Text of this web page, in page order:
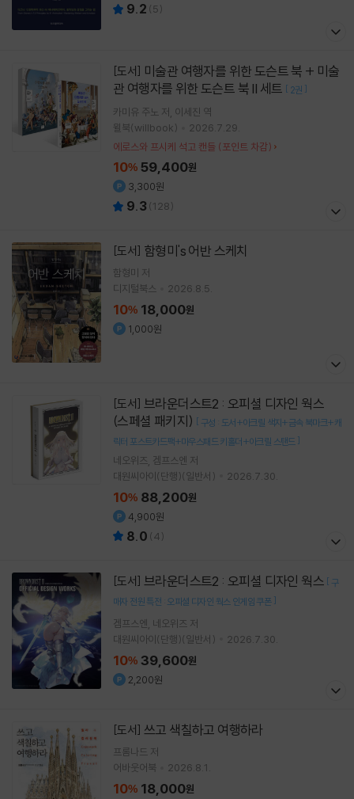
9.2 (5)
[도서]
관 여행자를 위한 도슨트 북 II 세트 [ 2권 ]
카미유 주노 저 이세진 역
윌북(willbook)
2026.7.29.
에로스와 프시케 석고 캔들 (포인트 차감)
10% 59,400원
3,300원
9.3 (128)
[도서] 함형미's 어반 스케치
함형미
저
디지털북스
2026.8.5.
10% 18,000원
1,000원
[도서]
(스페셜 패키지) [ 구성 : 도서+아크릴 색지+금속 북마크+캐
릭터 포스트카드팩+마우스패드 키홀더+아크릴 스탠드 ]
네오위즈 겜프스엔 저
대원씨아이(단행)(일반서)
2026.7.30.
10% 88,200원
4,900원
8.0 (4)
[도서] 브라운더스트2 : 오피셜 디자인 웍스 [ 구
매자 전원 특전 : 오피셜 디자인 웍스 인게임 쿠폰 ]
겜프스엔 네오위즈 저
대원씨아이(단행)(일반서)
2026.7.30.
10% 39,600원
2,200원
[도서] 쓰고 색칠하고 여행하라
프롬나드 저
어바웃어북
2026.8.1.
10% 18,000원